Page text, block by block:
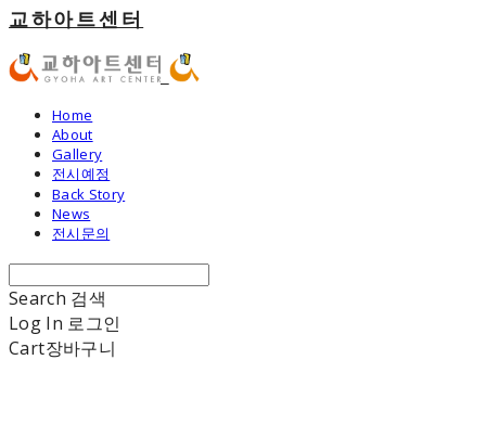
교하아트센터
Home
About
Gallery
전시예정
Back Story
News
전시문의
Search 검색
Log In 로그인
Cart장바구니